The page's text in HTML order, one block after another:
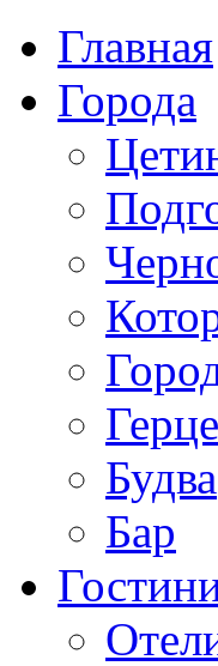
Главная
Города
Будва
Бар